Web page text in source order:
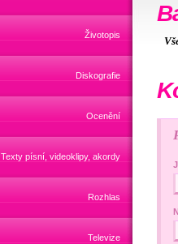
Životopis
Diskografie
Ocenění
Texty písní, videoklipy, akordy
Rozhlas
Televize